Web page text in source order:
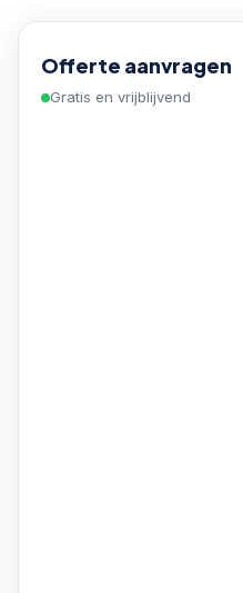
Offerte aanvragen
Gratis en vrijblijvend